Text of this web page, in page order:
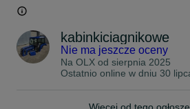
-> Instalacja elektryczna + 7 lamp (w
-> Wycieraczka elektryczna z piórem i
-> Naklejka na dach URSUS
-> Błotniki przednie
-"> Cena standardowej kabiny z
POSIADAM RÓWNIEŻ MASKI
kabinkiciagnikowe
Nie ma jeszcze oceny
Na OLX od sierpnia 2025
Ostatnio online w dniu 30